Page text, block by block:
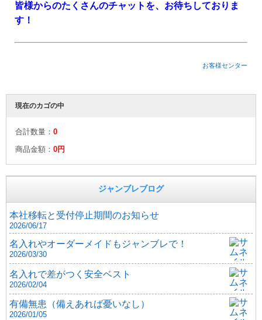
皆様からのたくさんのチャットを、お待ちしておりま
す！
お客様センター
現在のカゴの中
合計数量： 0
商品金額： 0円
ジャンブレブログ
本社移転と受付停止期間のお知らせ
2026/06/17
名入れやオーダーメイドもジャンブレで！
2026/03/30
名入れで差がつく安全ベスト
2026/02/04
有備無患（備えあれば憂いなし）
2026/01/05